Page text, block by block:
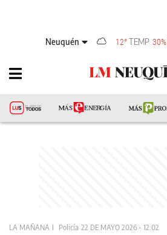
Neuquén 12°TEMP 30%
LA MAÑANA Policía 22 DE MAYO 2026 - 12:02